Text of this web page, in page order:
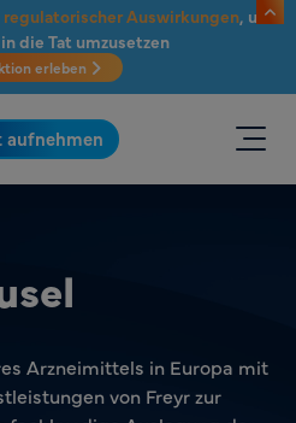
Auswirkungen, um
die Tat umzusetzen
erleben
aufnehmen
Arzneimittels in Europa mit
von Freyr zur